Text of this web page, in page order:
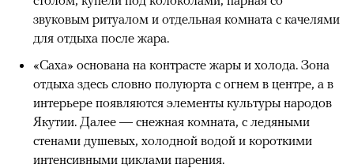
звуковым ритуалом и отдельная комната с качелями
для отдыха после жара.
«Саха» основана на контрасте жары и холода. Зона
отдыха здесь словно полуюрта с огнем в центре, а в
интерьере появляются элементы культуры народов
Якутии. Далее — снежная комната, с ледяными
стенами душевых, холодной водой и короткими
интенсивными циклами парения.